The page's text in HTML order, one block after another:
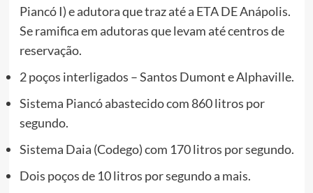
Piancó I) e adutora que traz até a ETA DE Anápolis.
Se ramifica em adutoras que levam até centros de
reservação.
2 poços interligados – Santos Dumont e Alphaville.
Sistema Piancó abastecido com 860 litros por
segundo.
Sistema Daia (Codego) com 170 litros por segundo.
Dois poços de 10 litros por segundo a mais.